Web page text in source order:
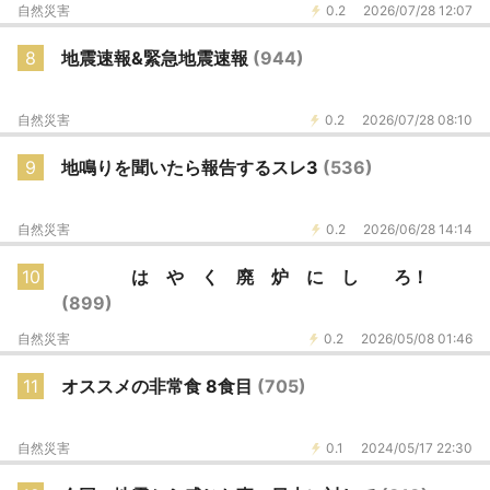
0.2 2026/07/28 12:07
自然災害
8 地震速報&緊急地震速報 (944)
0.2 2026/07/28 08:10
自然災害
9 地鳴りを聞いたら報告するスレ3 (536)
0.2 2026/06/28 14:14
自然災害
10
は や く 廃 炉 に し ろ！
(899)
0.2 2026/05/08 01:46
自然災害
11 オススメの非常食 8食目 (705)
0.1 2024/05/17 22:30
自然災害